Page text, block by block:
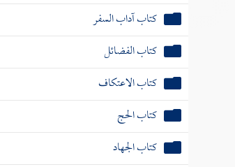
كتاب آداب السفر
كتاب الفضائل
كتاب الاعتكاف
كتاب الحج
كتاب الجهاد